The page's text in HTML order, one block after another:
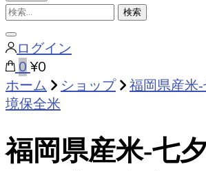
検
索:
検
索
を
閉
じ
る
ログイン
0 ¥0
ホーム
ショップ
福岡県産米
境保全米
福岡県産米‐七